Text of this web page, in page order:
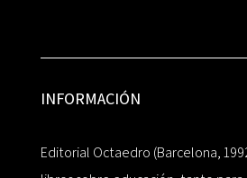
INFORMACIÓN
Editorial Octaedro (Barcelona,